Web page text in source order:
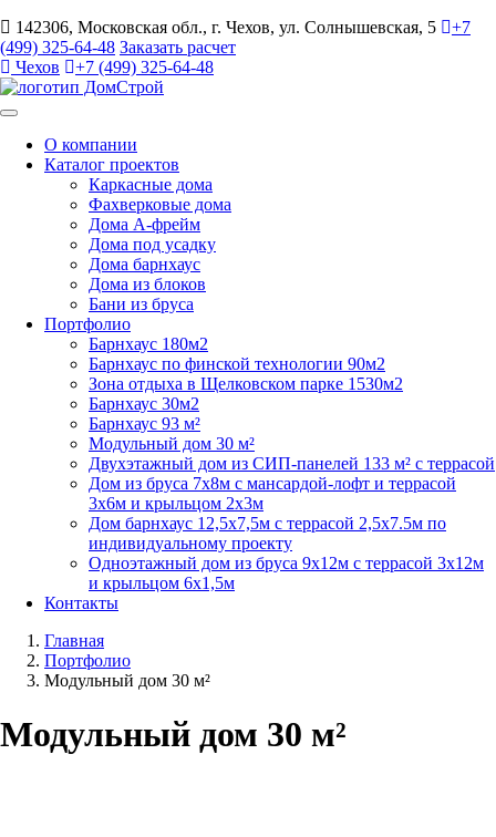
142306, Московская обл., г. Чехов, ул. Солнышевская, 5
+7
(499) 325-64-48 Заказать расчет
Чехов
+7 (499) 325-64-48
О компании
Каталог проектов
Каркасные дома
Фахверковые дома
Дома А-фрейм
Дома под усадку
Дома барнхаус
Дома из блоков
Бани из бруса
Портфолио
Барнхаус 180м2
Барнхаус по финской технологии 90м2
Зона отдыха в Щелковском парке 1530м2
Барнхаус 30м2
Барнхаус 93 м²
Модульный дом 30 м²
Двухэтажный дом из СИП-панелей 133 м² с террасой
Дом из бруса 7х8м с мансардой-лофт и террасой
3х6м и крыльцом 2х3м
Дом барнхаус 12,5х7,5м с террасой 2,5х7.5м по
индивидуальному проекту
Одноэтажный дом из бруса 9х12м с террасой 3х12м
и крыльцом 6х1,5м
Контакты
Главная
Портфолио
Модульный дом 30 м²
Модульный дом 30 м²